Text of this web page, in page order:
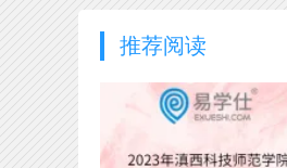
时候发？6月下旬
推荐阅读